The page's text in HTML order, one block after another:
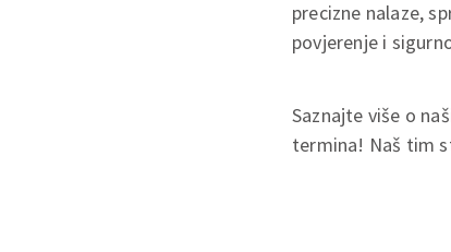
precizne nalaze,
povjerenje i
Saznajte više o
termina! Naš tim